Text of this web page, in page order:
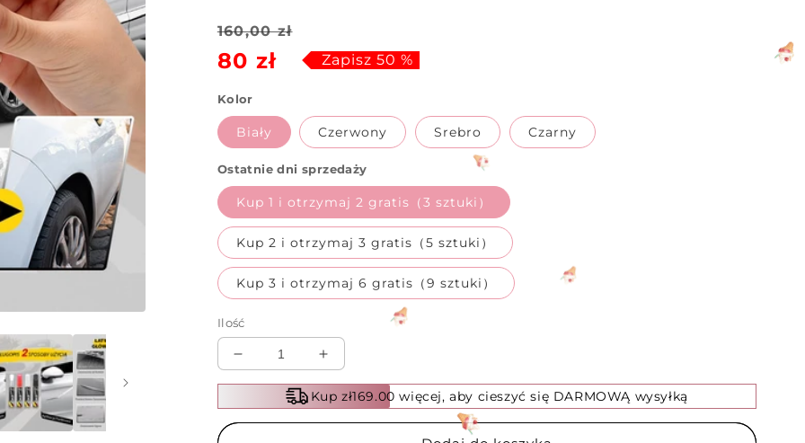
80 zł
Cena
regularna
160,00 zł
Cena
sprzedażyZapisz 50 %
Kolor
Biały Czerwony Srebro Czarny
Ostatnie dni sprzedaży
Kup 1 i otrzymaj 2 gratis（3 sztuki）
Kup 2 i otrzymaj 3 gratis（5 sztuki）
Kup 3 i otrzymaj 6 gratis（9 sztuki）
Ilość
Zmniejsz
ilość
✨
Zwiększ
ilość
dla
✨
Kup zł169.00 więcej, aby cieszyć się DARMOWĄ wysyłką